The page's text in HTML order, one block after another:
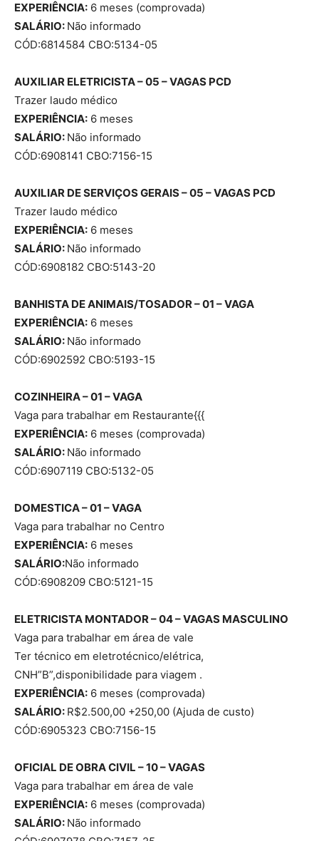
EXPERIÊNCIA: 6 meses (comprovada)
SALÁRIO: Não informado
CÓD:6814584 CBO:5134-05
AUXILIAR ELETRICISTA – 05 – VAGAS PCD
Trazer laudo médico
EXPERIÊNCIA: 6 meses
SALÁRIO: Não informado
CÓD:6908141 CBO:7156-15
AUXILIAR DE SERVIÇOS GERAIS – 05 – VAGAS PCD
Trazer laudo médico
EXPERIÊNCIA: 6 meses
SALÁRIO: Não informado
CÓD:6908182 CBO:5143-20
BANHISTA DE ANIMAIS/TOSADOR – 01 – VAGA
EXPERIÊNCIA: 6 meses
SALÁRIO: Não informado
CÓD:6902592 CBO:5193-15
COZINHEIRA – 01 – VAGA
Vaga para trabalhar em Restaurante{{{
EXPERIÊNCIA: 6 meses (comprovada)
SALÁRIO: Não informado
CÓD:6907119 CBO:5132-05
DOMESTICA – 01 – VAGA
Vaga para trabalhar no Centro
EXPERIÊNCIA: 6 meses
SALÁRIO:Não informado
CÓD:6908209 CBO:5121-15
ELETRICISTA MONTADOR – 04 – VAGAS MASCULINO
Vaga para trabalhar em área de vale
Ter técnico em eletrotécnico/elétrica,
CNH”B”,disponibilidade para viagem .
EXPERIÊNCIA: 6 meses (comprovada)
SALÁRIO: R$2.500,00 +250,00 (Ajuda de custo)
CÓD:6905323 CBO:7156-15
OFICIAL DE OBRA CIVIL – 10 – VAGAS
Vaga para trabalhar em área de vale
EXPERIÊNCIA: 6 meses (comprovada)
SALÁRIO: Não informado